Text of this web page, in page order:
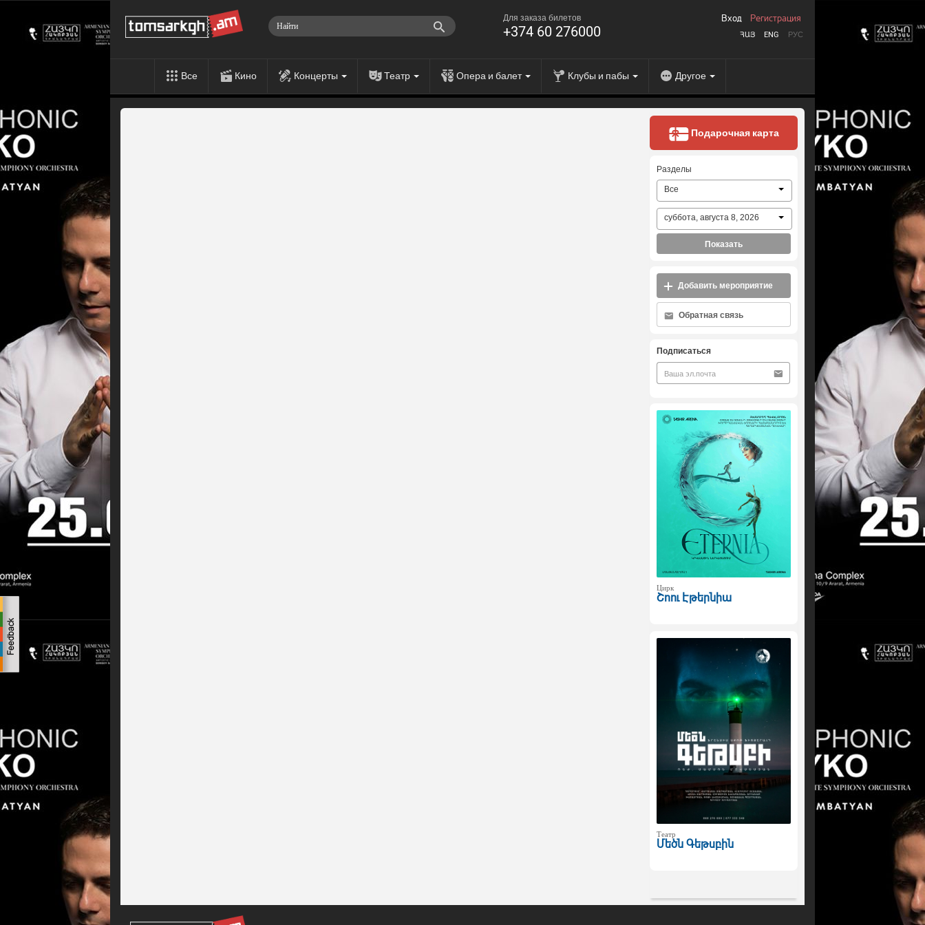
Для заказа билетов
+374 60 276000 ՀԱՅ ENG РУС
Вход Регистрация
Все Кино Концерты Театр Опера и балет Клубы и пабы Другое
Подарочная карта
Разделы
Все
суббота, августа 8, 2026
Показать
Добавить мероприятие
Обратная связь
Подписаться
Цирк
Շոու Էթերնիա
Театр
Մեծն Գեթսբին